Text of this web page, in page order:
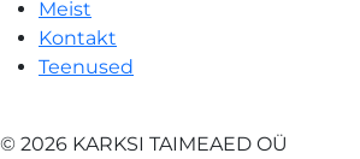
Meist
Kontakt
Teenused
© 2026 KARKSI TAIMEAED OÜ